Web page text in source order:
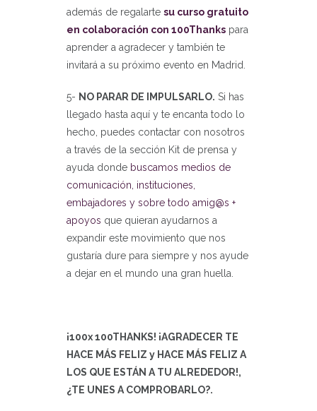
además de regalarte su curso gratuito
en colaboración con 100Thanks para
aprender a agradecer y también te
invitará a su próximo evento en Madrid.
5- NO PARAR DE IMPULSARLO. Si has
llegado hasta aquí y te encanta todo lo
hecho, puedes contactar con nosotros
a través de la sección Kit de prensa y
ayuda donde buscamos medios de
comunicación, instituciones,
embajadores y sobre todo amig@s +
apoyos que quieran ayudarnos a
expandir este movimiento que nos
gustaría dure para siempre y nos ayude
a dejar en el mundo una gran huella.
¡100x 100THANKS! ¡AGRADECER TE
HACE MÁS FELIZ y HACE MÁS FELIZ A
LOS QUE ESTÁN A TU ALREDEDOR!,
¿TE UNES A COMPROBARLO?.